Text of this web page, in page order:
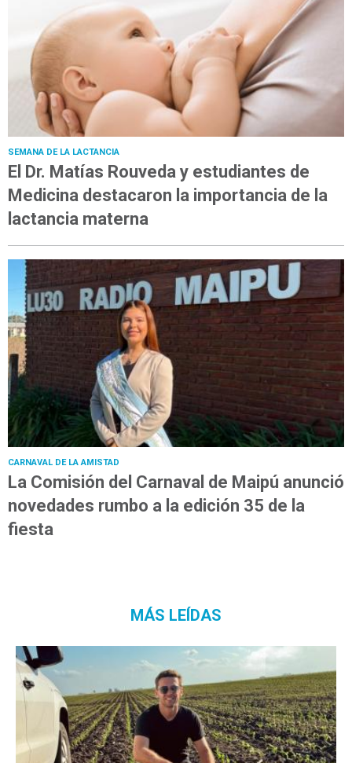
SEMANA DE LA LACTANCIA
El Dr. Matías Rouveda y estudiantes de
Medicina destacaron la importancia de la
lactancia materna
CARNAVAL DE LA AMISTAD
La Comisión del Carnaval de Maipú anunció
novedades rumbo a la edición 35 de la
fiesta
MÁS LEÍDAS